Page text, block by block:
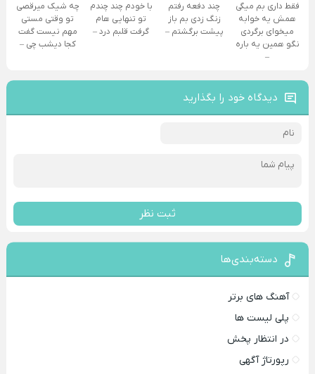
فقط داری بم میگی
همش یه خوابه
میخوای برگردی
نگو همین یه باره
–
چند دفعه رفتم
زنگ زدی بم باز
پیشت برگشتم –
با خودم چند چندم
تو تنهایی هام
گرفت قلبم درد –
چه شیک میرقصی
تو وقتی مستی
مهم نیست گفت
کجا دیشب چی –
دیدگاه خود را بگذارید
ثبت نظر
دسته‌بندی‌ها
آهنگ های برتر
پلی لیست ها
در انتظار پخش
رپورتاژ آگهی